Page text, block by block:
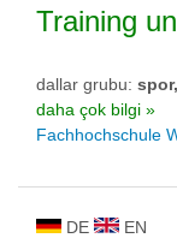
Training
dallar grubu:
daha çok bilgi »
Fachhochschule
DE EN